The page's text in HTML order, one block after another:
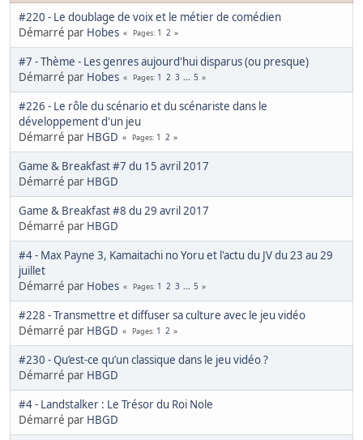
#220 - Le doublage de voix et le métier de comédien
Démarré par Hobes Pages 1 2
#7 - Thème - Les genres aujourd'hui disparus (ou presque)
Démarré par Hobes Pages 1 2 3 ... 5
#226 - Le rôle du scénario et du scénariste dans le
développement d'un jeu
Démarré par HBGD Pages 1 2
Game & Breakfast #7 du 15 avril 2017
Démarré par HBGD
Game & Breakfast #8 du 29 avril 2017
Démarré par HBGD
#4 - Max Payne 3, Kamaitachi no Yoru et l'actu du JV du 23 au 29
juillet
Démarré par Hobes Pages 1 2 3 ... 5
#228 - Transmettre et diffuser sa culture avec le jeu vidéo
Démarré par HBGD Pages 1 2
#230 - Qu’est-ce qu’un classique dans le jeu vidéo ?
Démarré par HBGD
#4 - Landstalker : Le Trésor du Roi Nole
Démarré par HBGD